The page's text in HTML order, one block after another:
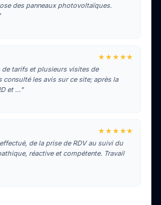
des panneaux photovoltaïques.
★★★★★
de tarifs et plusieurs visites de
consulté les avis sur ce site; après la
et …"
★★★★★
de la prise de RDV au suivi du
réactive et compétente. Travail